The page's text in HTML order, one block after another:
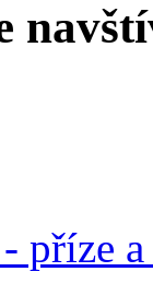
příze